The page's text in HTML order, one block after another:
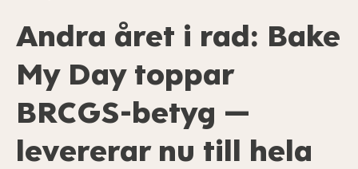
Andra året i rad: Bake
My Day toppar
BRCGS-betyg —
levererar nu till hela